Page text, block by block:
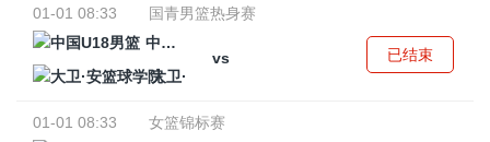
01-01 08:33
国青男篮热身赛
中国U18男篮
vs
大卫·安篮球学院
已结束
01-01 08:33
女篮锦标赛